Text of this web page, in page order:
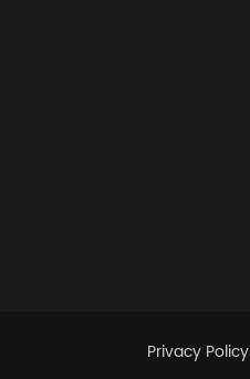
Privacy Policy